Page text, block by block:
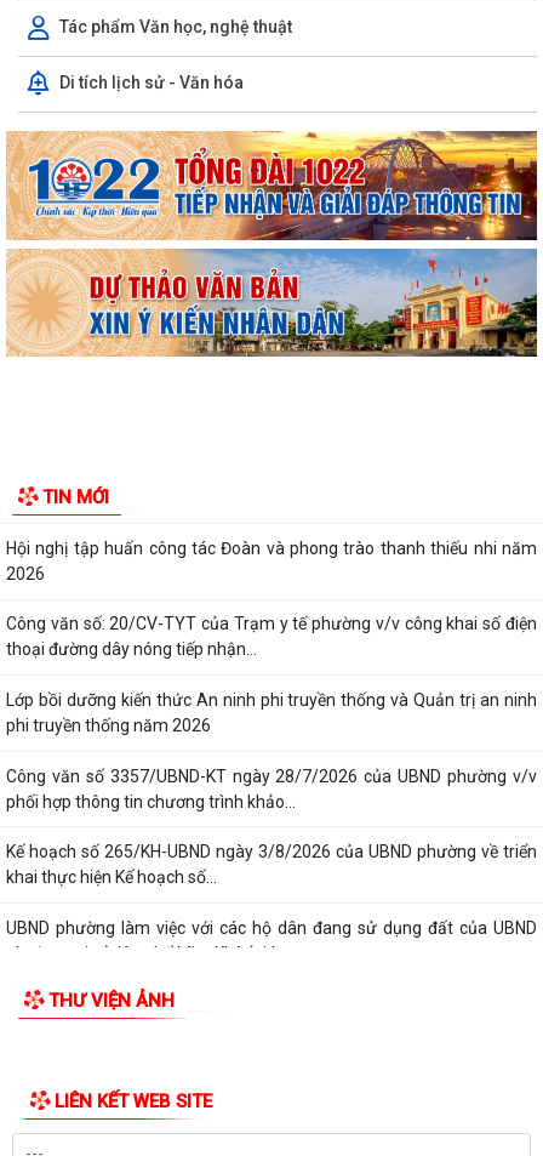
Tác phẩm Văn học, nghệ thuật
Di tích lịch sử - Văn hóa
TIN MỚI
UBND phường triển khai công tác khám sức khoẻ định kỳ, khám sàng
lọc miễn phí cho người dân trên...
Ban đại diện Hội đồng quản trị Ngân hàng Chính sách xã hội phường
Kiến An tổ chức phiên họp giao...
TỪ NGÀY 08/8/2026: NHIỀU THỦ TỤC HÀNH CHÍNH TRỰC TUYẾN TẠI
giữa năm 2026 HĐND thành phố...
Hội nghị tập huấn công tác Đoàn và phong trào thanh thiếu nhi năm
2026
Công văn số: 20/CV-TYT của Trạm y tế phường v/v công khai số điện
thoại đường dây nóng tiếp nhận...
Lớp bồi dưỡng kiến thức An ninh phi truyền thống và Quản trị an ninh
phi truyền thống năm 2026
Công văn số 3357/UBND-KT ngày 28/7/2026 của UBND phường v/v
phối hợp thông tin chương trình khảo...
Kế hoạch số 265/KH-UBND ngày 3/8/2026 của UBND phường về triển
khai thực hiện Kế hoạch số...
UBND phường làm việc với các hộ dân đang sử dụng đất của UBND
phường tại tổ dân phố Lãm Khê (giáp...
PHƯỜNG KIẾN AN THAM DỰ HỘI NGHỊ TRỰC TUYẾN THÀNH PHỐ VỀ
Lễ chào cờ tháng 8/2026
THƯ VIỆN ẢNH
LIÊN KẾT WEB SITE